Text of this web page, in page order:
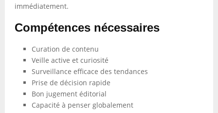
immédiatement.
Compétences nécessaires
Curation de contenu
Veille active et curiosité
Surveillance efficace des tendances
Prise de décision rapide
Bon jugement éditorial
Capacité à penser globalement